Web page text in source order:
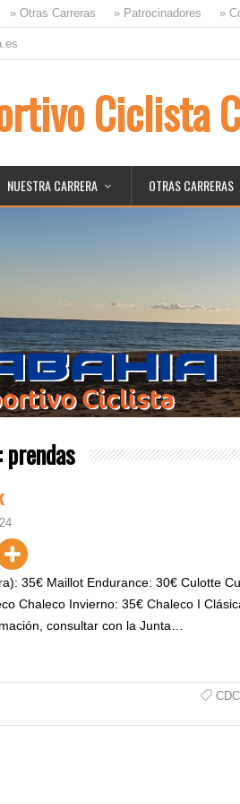
» Otras Carreras » Patrocinadores »
Ciclista
NUESTRA CARRERA OTRAS CARRERAS
prendas
35€ Maillot Endurance: 30€ Culotte
Chaleco Invierno: 35€ Chaleco I
consultar con la Junta…